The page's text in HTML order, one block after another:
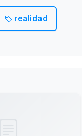
realidad